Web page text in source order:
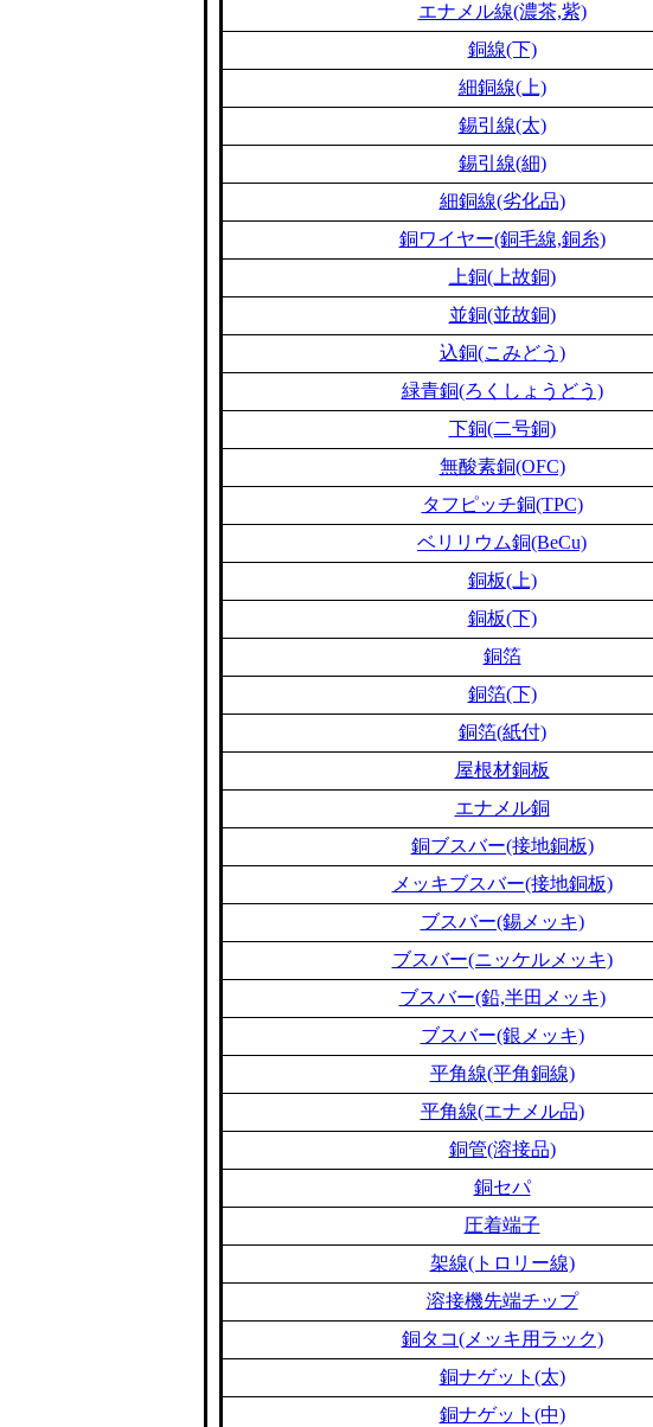
エナメル線(濃茶,紫)
銅線(下)
細銅線(上)
錫引線(太)
錫引線(細)
細銅線(劣化品)
銅ワイヤー(銅毛線,銅糸)
上銅(上故銅)
並銅(並故銅)
込銅(こみどう)
緑青銅(ろくしょうどう)
下銅(二号銅)
無酸素銅(OFC)
タフピッチ銅(TPC)
ベリリウム銅(BeCu)
銅板(上)
銅板(下)
銅箔
銅箔(下)
銅箔(紙付)
屋根材銅板
エナメル銅
銅ブスバー(接地銅板)
メッキブスバー(接地銅板)
ブスバー(錫メッキ)
ブスバー(ニッケルメッキ)
ブスバー(鉛,半田メッキ)
ブスバー(銀メッキ)
平角線(平角銅線)
平角線(エナメル品)
銅管(溶接品)
銅セパ
圧着端子
架線(トロリー線)
溶接機先端チップ
銅タコ(メッキ用ラック)
銅ナゲット(太)
銅ナゲット(中)